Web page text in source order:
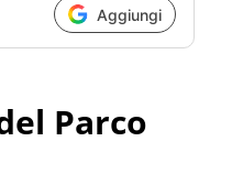
Aggiungi
Parco